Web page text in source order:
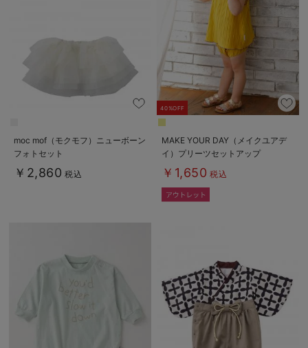
moc mof（モクモフ）ニューボーン
フォトセット
￥2,860 税込
40%OFF
MAKE YOUR DAY（メイクユアデ
イ）プリーツセットアップ
￥1,650 税込